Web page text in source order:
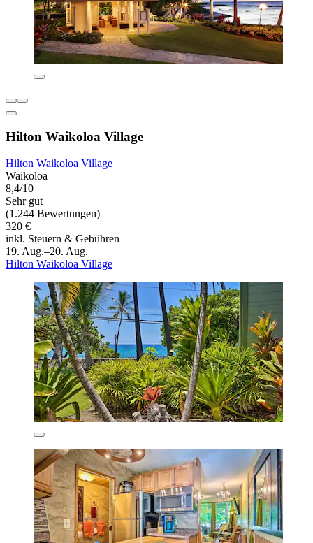
Hilton Waikoloa Village
Hilton Waikoloa Village
Waikoloa
8,4/10
Sehr gut
(1.244 Bewertungen)
320 €
inkl. Steuern & Gebühren
19. Aug.–20. Aug.
Hilton Waikoloa Village